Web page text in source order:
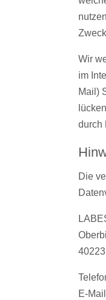
Wir
im
Mail)
durch
Die
E-